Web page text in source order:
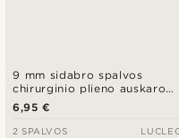
9 mm sidabro spalvos
chirurginio plieno auskaro
žiedas
6,95 €
2 SPALVOS